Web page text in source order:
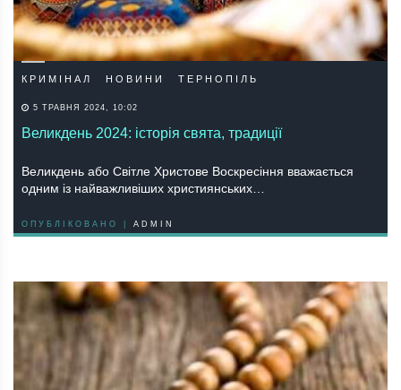
КРИМІНАЛ НОВИНИ ТЕРНОПІЛЬ
5 ТРАВНЯ 2024, 10:02
Великдень 2024: історія свята, традиції
Великдень або Світле Христове Воскресіння вважається
одним із найважливіших християнських…
ОПУБЛІКОВАНО | ADMIN